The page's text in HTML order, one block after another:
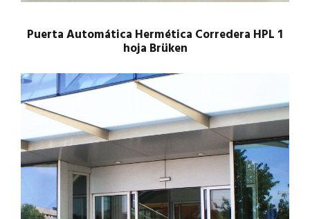
Puerta Automática Hermética Corredera HPL 1
hoja Brüken